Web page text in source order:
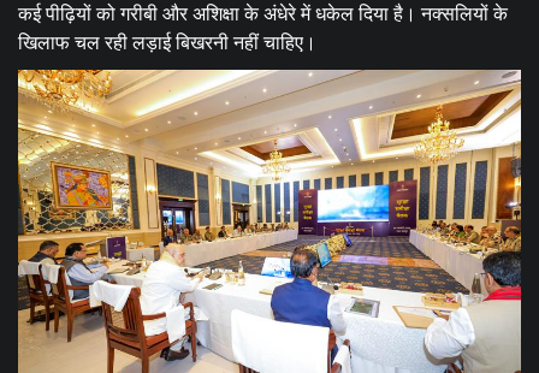
कई पीढ़ियों को गरीबी और अशिक्षा के अंधेरे में धकेल दिया है। नक्सलियों के
खिलाफ चल रही लड़ाई बिखरनी नहीं चाहिए।